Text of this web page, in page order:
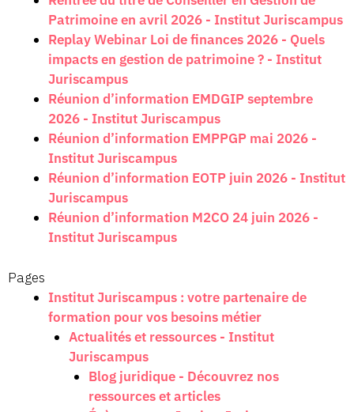
Patrimoine en avril 2026 - Institut Juriscampus
Replay Webinar Loi de finances 2026 - Quels
impacts en gestion de patrimoine ? - Institut
Juriscampus
Réunion d’information EMDGIP septembre
2026 - Institut Juriscampus
Réunion d’information EMPPGP mai 2026 -
Institut Juriscampus
Réunion d’information EOTP juin 2026 - Institut
Juriscampus
Réunion d’information M2CO 24 juin 2026 -
Institut Juriscampus
Pages
Institut Juriscampus : votre partenaire de
formation pour vos besoins métier
Actualités et ressources - Institut
Juriscampus
Blog juridique - Découvrez nos
ressources et articles